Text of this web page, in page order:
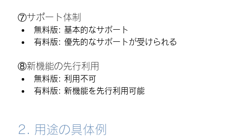
⑦サポート体制
無料版: 基本的なサポート
有料版: 優先的なサポートが受けられる
⑧新機能の先行利用
無料版: 利用不可
有料版: 新機能を先行利用可能
2. 用途の具体例